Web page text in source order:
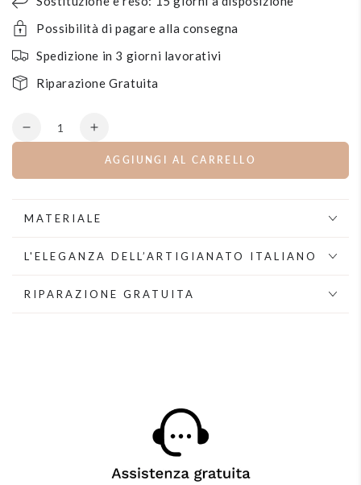
Possibilità di pagare alla consegna
Spedizione in 3 giorni lavorativi
Riparazione Gratuita
Quantità
Diminuisce
pendenti
cristalli
Aumenta
quantità
pendenti
cristalli
AGGIUNGI AL CARRELLO
MATERIALE
L'ELEGANZA DELL’ARTIGIANATO ITALIANO
RIPARAZIONE GRATUITA